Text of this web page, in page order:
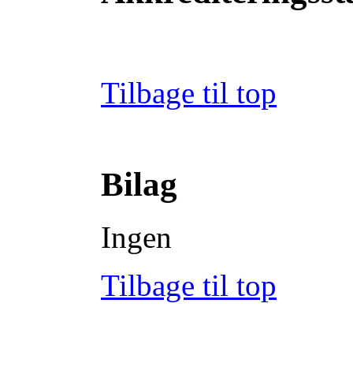
Tilbage til top
Bilag
Ingen
Tilbage til top